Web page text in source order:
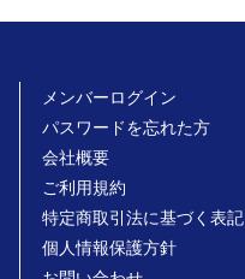
メンバーログイン
パスワードを忘れた方
会社概要
ご利用規約
特定商取引法に基づく表記
個人情報保護方針